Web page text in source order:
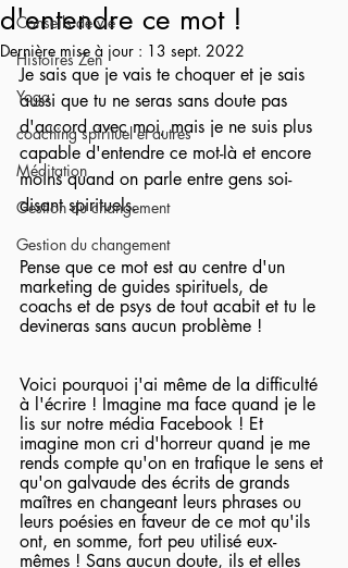
Conseils de vie
Histoires Zen
Yoga
coaching spirituel et autres
Méditation
Gestion du changement
Gestion du changement
d'entendre ce mot !
Dernière mise à jour : 13 sept. 2022
Je sais que je vais te choquer et je sais
aussi que tu ne seras sans doute pas
d'accord avec moi, mais je ne suis plus
capable d'entendre ce mot-là et encore
moins quand on parle entre gens soi-
disant spirituels.
Pense que ce mot est au centre d'un
marketing de guides spirituels, de
coachs et de psys de tout acabit et tu le
devineras sans aucun problème !
Voici pourquoi j'ai même de la difficulté
à l'écrire ! Imagine ma face quand je le
lis sur notre média Facebook ! Et
imagine mon cri d'horreur quand je me
rends compte qu'on en trafique le sens et
qu'on galvaude des écrits de grands
maîtres en changeant leurs phrases ou
leurs poésies en faveur de ce mot qu'ils
ont, en somme, fort peu utilisé eux-
mêmes ! Sans aucun doute, ils et elles